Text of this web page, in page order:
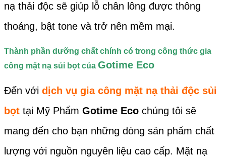
nạ thải độc sẽ giúp lỗ chân lông được thông
thoáng, bật tone và trở nên mềm mại.
Thành phần dưỡng chất chính có trong công thức gia
công mặt nạ sủi bọt của Gotime Eco
Đến với dịch vụ gia công mặt nạ thải độc sủi
bọt tại Mỹ Phẩm Gotime Eco chúng tôi sẽ
mang đến cho bạn những dòng sản phẩm chất
lượng với nguồn nguyên liệu cao cấp. Mặt nạ